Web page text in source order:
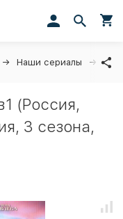
Наши сериалы
(Россия,
3 сезона,